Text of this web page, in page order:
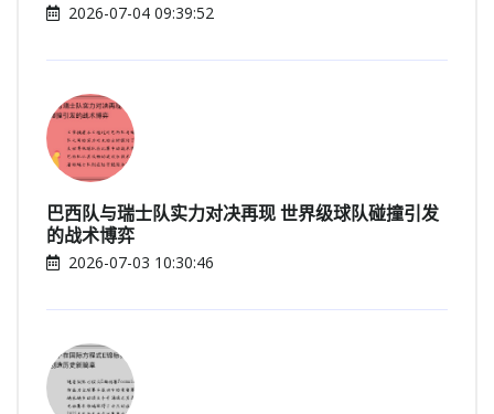
2026-07-04 09:39:52
巴西队与瑞士队实力对决再现 世界级球队碰撞引发
的战术博弈
2026-07-03 10:30:46